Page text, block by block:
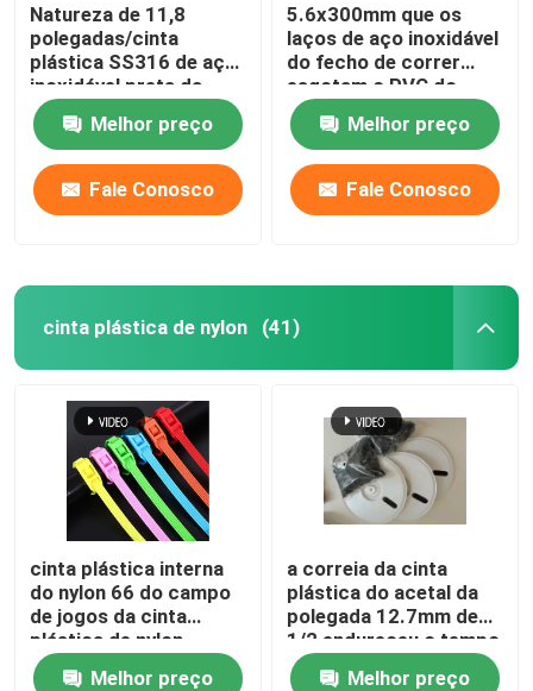
Natureza de 11,8
polegadas/cinta
plástica SS316 de aço
inoxidável preta da
cinta plástica
4.6*300mmMelhor preço
Fale Conosco
5.6x300mm que os
laços de aço inoxidável
do fecho de correr
esgotam o PVC do
encabeçamento da
tubulação revestiu
cintas plásticas dos
SS
Melhor preço
Fale Conosco
cinta plástica de nylon (41)
cinta plástica interna
do nylon 66 do campo
de jogos da cinta
plástica de nylon
colorida de 10x400mm
Melhor preço
a correia da cinta
plástica do acetal da
polegada 12.7mm de
1/2 endureceu o tempo
resistente
Melhor preço